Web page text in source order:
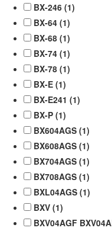
BX-246 (1)
BX-64 (1)
BX-68 (1)
BX-74 (1)
BX-78 (1)
BX-E (1)
BX-E241 (1)
BX-P (1)
BX604AGS (1)
BX608AGS (1)
BX704AGS (1)
BX708AGS (1)
BXL04AGS (1)
BXV (1)
BXV04AGF